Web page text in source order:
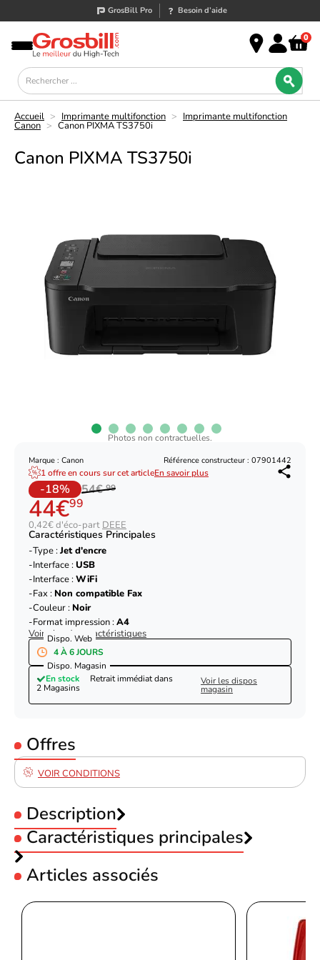
GrosBill Pro Besoin d’aide
0
Accueil > Imprimante multifonction > Imprimante multifonction
Canon > Canon PIXMA TS3750i
Canon PIXMA TS3750i
Photos non contractuelles.
Marque : Canon Référence constructeur : 07901442
1 offre en cours sur cet articleEn savoir plus
-18% 54€ 99
44€99
0,42€ d'éco-part DEEE
Caractéristiques Principales
Type :Jet d'encre
Interface :USB
Interface :WiFi
Fax : Non compatible Fax
Couleur : Noir
Format impression :A4
Voir plus de caractéristiques
Dispo. Web
4 À 6 JOURS
Dispo. Magasin
En stock
Retrait immédiat dans
2 Magasins
Voir les dispos
magasin
Offres
VOIR CONDITIONS
Description
Caractéristiques principales
Type :Jet d'encre
Interface : USB
Interface :WiFi
Couleur :
Code EAN
4549292234107
07901442
Articles associés